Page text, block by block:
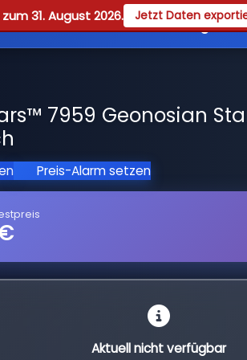
31. August 2026. Jetzt Daten
Guides
7959 Geonosian
Preis-Alarm setzen
Aktuell nicht verfügbar